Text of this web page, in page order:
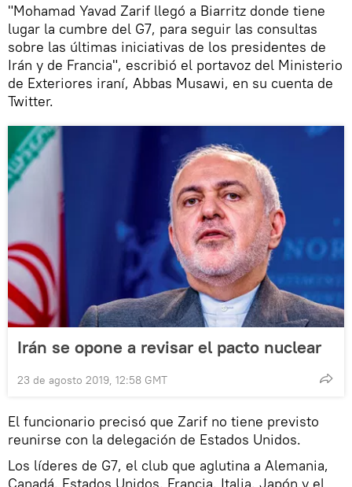
"Mohamad Yavad Zarif llegó a Biarritz donde tiene
lugar la cumbre del G7, para seguir las consultas
sobre las últimas iniciativas de los presidentes de
Irán y de Francia", escribió el portavoz del Ministerio
de Exteriores iraní, Abbas Musawi, en su cuenta de
Twitter.
Irán se opone a revisar el pacto nuclear
23 de agosto 2019, 12:58 GMT
El funcionario precisó que Zarif no tiene previsto
reunirse con la delegación de Estados Unidos.
Los líderes de G7, el club que aglutina a Alemania,
Canadá, Estados Unidos, Francia, Italia, Japón y el